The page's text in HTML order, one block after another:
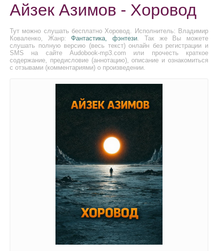
Айзек Азимов - Хоровод
Тут можно слушать бесплатно Хоровод. Исполнитель: Владимир
Коваленко, Жанр:Фантастика, фэнтези. Так же Вы можете
слушать полную версию (весь текст) онлайн без регистрации и
SMS на сайте Audobook-mp3.com или прочесть краткое
содержание, предисловие (аннотацию), описание и ознакомиться
с отзывами (комментариями) о произведении.